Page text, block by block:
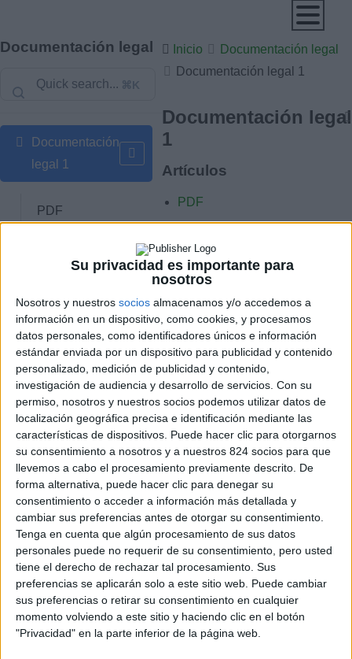
Su privacidad es importante para
nosotros
Nosotros y nuestros socios almacenamos y/o accedemos a
información en un dispositivo, como cookies, y procesamos
datos personales, como identificadores únicos e información
estándar enviada por un dispositivo para publicidad y contenido
personalizado, medición de publicidad y contenido,
investigación de audiencia y desarrollo de servicios. Con su
permiso, nosotros y nuestros socios podemos utilizar datos de
localización geográfica precisa e identificación mediante las
características de dispositivos. Puede hacer clic para otorgarnos
su consentimiento a nosotros y a nuestros 824 socios para que
llevemos a cabo el procesamiento previamente descrito. De
forma alternativa, puede hacer clic para denegar su
consentimiento o acceder a información más detallada y
cambiar sus preferencias antes de otorgar su consentimiento.
Tenga en cuenta que algún procesamiento de sus datos
personales puede no requerir de su consentimiento, pero usted
tiene el derecho de rechazar tal procesamiento. Sus
preferencias se aplicarán solo a este sitio web. Puede cambiar
sus preferencias o retirar su consentimiento en cualquier
momento volviendo a este sitio y haciendo clic en el botón
"Privacidad" en la parte inferior de la página web.
Documentación legal
⌘K
Documentación
legal 1
PDF
Estatutos de la
Inicio
Documentación legal
Documentación legal 1
Documentación legal
1
Artículos
PDF
¿Todavía
estás
atascado?
¿Cómo
podemos
ayudarte?
Actualizado
el 7 de
noviembre
de 2020
¿Te ha
resultado
artículo?
No
Sí